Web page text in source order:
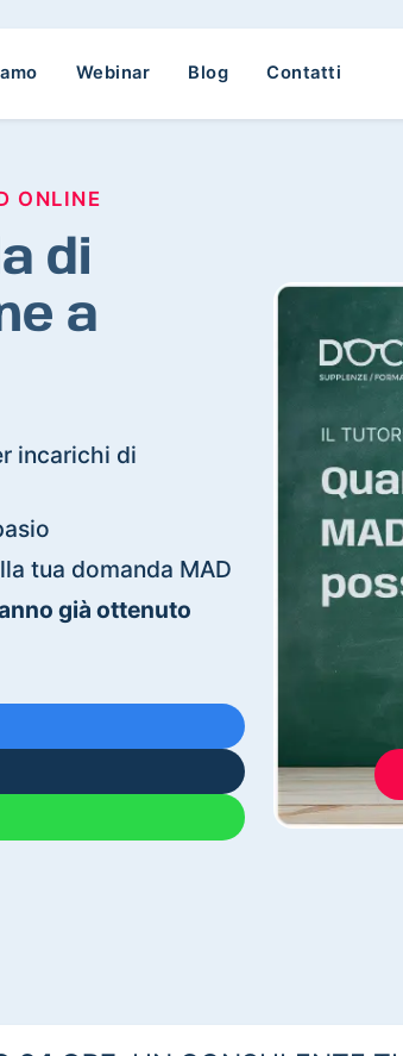
Webinar Blog Contatti
ONLINE
di
a
incarichi di
tua domanda MAD
già ottenuto